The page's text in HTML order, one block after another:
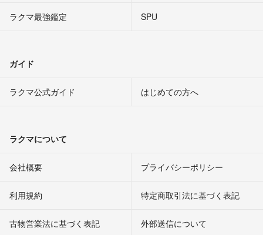
ラクマ最強鑑定
SPU
ガイド
ラクマ公式ガイド はじめての方へ
ラクマについて
会社概要 プライバシーポリシー
利用規約 特定商取引法に基づく表記
古物営業法に基づく表記 外部送信について